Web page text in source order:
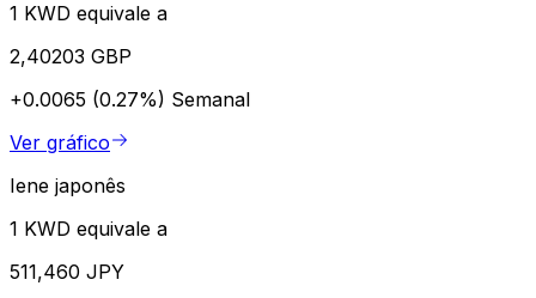
1 KWD equivale a
2,40203 GBP
+0.0065 (0.27%) Semanal
Ver gráfico
Iene japonês
1 KWD equivale a
511,460 JPY